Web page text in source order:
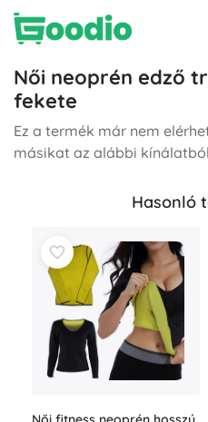
Női neoprén edző
fekete
Ez a termék már nem
másikat az alábbi
Hasonló